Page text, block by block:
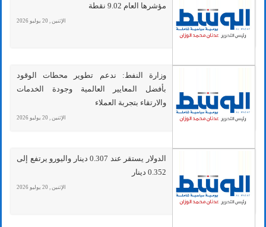
مؤشرها العام 9.02 نقطة
الإثنين , 20 يوليو 2026
وزارة النفط: ندعم تطوير محطات الوقود
بأفضل المعايير العالمية وجودة الخدمات
والارتقاء بتجربة العملاء
الإثنين , 20 يوليو 2026
الدولار يستقر عند 0.307 دينار واليورو يرتفع إلى
0.352 دينار
الإثنين , 20 يوليو 2026